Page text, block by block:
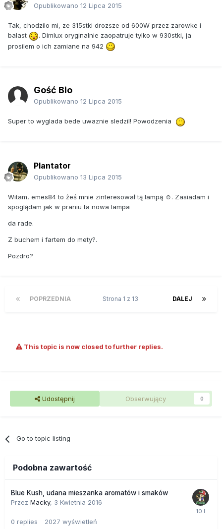
Opublikowano 12 Lipca 2015
Tak, chodzilo mi, ze 315stki drozsze od 600W przez zarowke i
balast
. Dimlux oryginalnie zaopatruje tylko w 930stki, ja
prosilem o ich zamiane na 942
Gość Bio
Opublikowano 12 Lipca 2015
Super to wyglada bede uwaznie sledzil! Powodzenia
Plantator
Opublikowano 13 Lipca 2015
Witam, emes84 to żeś mnie zinteresował tą lampą ☺. Zasiadam i
spoglądam jak w praniu ta nowa lampa
da rade.
Z buchem i fartem do mety?.
Pozdro?
POPRZEDNIA DALEJ
Strona 1 z 13
This topic is now closed to further replies.
Udostępnij Obserwujący 0
Go to topic listing
Podobna zawartość
Blue Kush, udana mieszanka aromatów i smaków
Przez Macky, 3 Kwietnia 2016
0 replies 2027 wyświetleń